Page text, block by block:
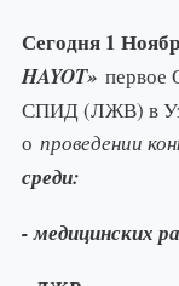
Сегодня 1
HAYOT» первое
СПИД (ЛЖВ) в
о проведении
среди:
- медицинских